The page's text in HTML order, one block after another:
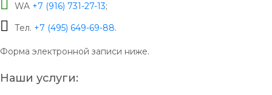
WA +7 (916) 731-27-13; ⠀
Тел. +7 (495) 649-69-88.
Форма электронной записи ниже.
Наши услуги: